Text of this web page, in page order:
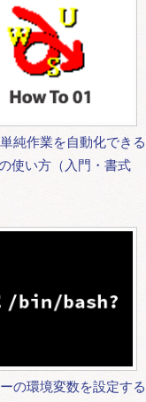
純作業を自動化できる
使い方（入門・書式
の環境変数を設定する